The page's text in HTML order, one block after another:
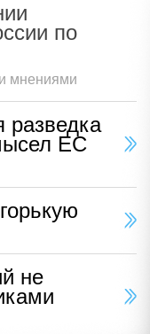
по
мнениями
разведка
ЕС
не